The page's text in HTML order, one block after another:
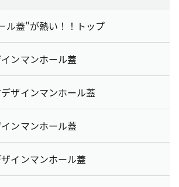
ル蓋"が熱い！！トップ
ンマンホール蓋
ザインマンホール蓋
ンマンホール蓋
インマンホール蓋